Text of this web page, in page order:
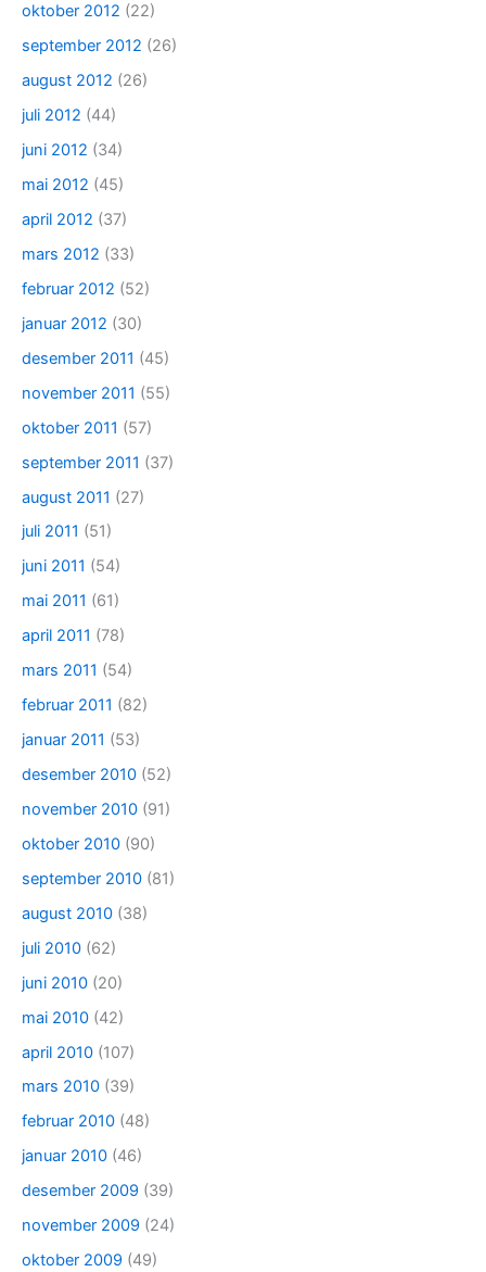
oktober 2012 (22)
september 2012 (26)
august 2012 (26)
juli 2012 (44)
juni 2012 (34)
mai 2012 (45)
april 2012 (37)
mars 2012 (33)
februar 2012 (52)
januar 2012 (30)
desember 2011 (45)
november 2011 (55)
oktober 2011 (57)
september 2011 (37)
august 2011 (27)
juli 2011 (51)
juni 2011 (54)
mai 2011 (61)
april 2011 (78)
mars 2011 (54)
februar 2011 (82)
januar 2011 (53)
desember 2010 (52)
november 2010 (91)
oktober 2010 (90)
september 2010 (81)
august 2010 (38)
juli 2010 (62)
juni 2010 (20)
mai 2010 (42)
april 2010 (107)
mars 2010 (39)
februar 2010 (48)
januar 2010 (46)
desember 2009 (39)
november 2009 (24)
oktober 2009 (49)